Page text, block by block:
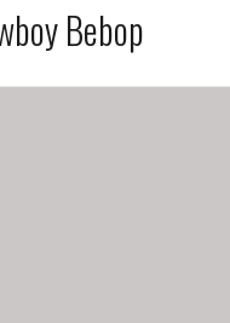
Bebop